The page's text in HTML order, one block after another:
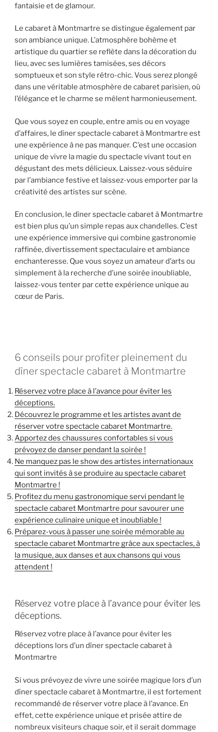
fantaisie et de glamour.
Le cabaret à Montmartre se distingue également par
son ambiance unique. L’atmosphère bohème et
artistique du quartier se reflète dans la décoration du
lieu, avec ses lumières tamisées, ses décors
somptueux et son style rétro-chic. Vous serez plongé
dans une véritable atmosphère de cabaret parisien, où
l’élégance et le charme se mêlent harmonieusement.
Que vous soyez en couple, entre amis ou en voyage
d’affaires, le dîner spectacle cabaret à Montmartre est
une expérience à ne pas manquer. C’est une occasion
unique de vivre la magie du spectacle vivant tout en
dégustant des mets délicieux. Laissez-vous séduire
par l’ambiance festive et laissez-vous emporter par la
créativité des artistes sur scène.
En conclusion, le dîner spectacle cabaret à Montmartre
est bien plus qu’un simple repas aux chandelles. C’est
une expérience immersive qui combine gastronomie
raffinée, divertissement spectaculaire et ambiance
enchanteresse. Que vous soyez un amateur d’arts ou
simplement à la recherche d’une soirée inoubliable,
laissez-vous tenter par cette expérience unique au
cœur de Paris.
6 conseils pour profiter pleinement du
dîner spectacle cabaret à Montmartre
Réservez votre place à l’avance pour éviter les
déceptions.
Découvrez le programme et les artistes avant de
réserver votre spectacle cabaret Montmartre.
Apportez des chaussures confortables si vous
prévoyez de danser pendant la soirée !
Ne manquez pas le show des artistes internationaux
qui sont invités à se produire au spectacle cabaret
Montmartre !
Profitez du menu gastronomique servi pendant le
spectacle cabaret Montmartre pour savourer une
expérience culinaire unique et inoubliable !
Préparez-vous à passer une soirée mémorable au
spectacle cabaret Montmartre grâce aux spectacles, à
la musique, aux danses et aux chansons qui vous
attendent !
Réservez votre place à l’avance pour éviter les
déceptions.
Réservez votre place à l’avance pour éviter les
déceptions lors d’un dîner spectacle cabaret à
Montmartre
Si vous prévoyez de vivre une soirée magique lors d’un
dîner spectacle cabaret à Montmartre, il est fortement
recommandé de réserver votre place à l’avance. En
effet, cette expérience unique et prisée attire de
nombreux visiteurs chaque soir, et il serait dommage